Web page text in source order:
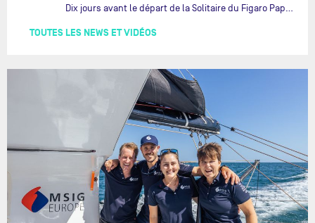
TOUTES LES NEWS ET VIDÉOS